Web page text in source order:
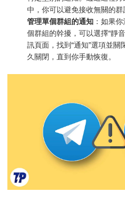
中，你可以避免接收無關的群
管理單個群組的通知 ：如果
個群組的幹擾，可以選擇“靜
訊頁面，找到“通知”選項並關
久關閉，直到你手動恢復。